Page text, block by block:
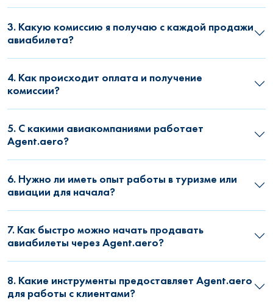
3. Какую комиссию я получаю с каждой продажи
авиабилета?
4. Как происходит оплата и получение
комиссии?
5. С какими авиакомпаниями работает
Agent.aero?
6. Нужно ли иметь опыт работы в туризме или
авиации для начала?
7. Как быстро можно начать продавать
авиабилеты через Agent.aero?
8. Какие инструменты предоставляет Agent.aero
для работы с клиентами?